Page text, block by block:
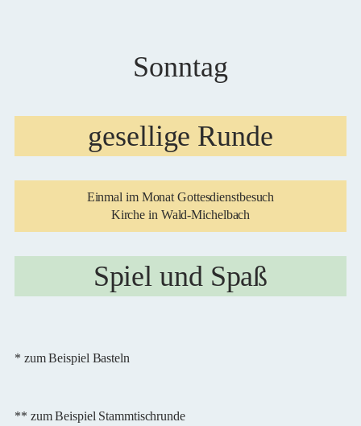
Sonntag
gesellige Runde
Einmal im Monat Gottesdienstbesuch
Kirche in Wald-Michelbach
Spiel und Spaß
* zum Beispiel Basteln
** zum Beispiel Stammtischrunde